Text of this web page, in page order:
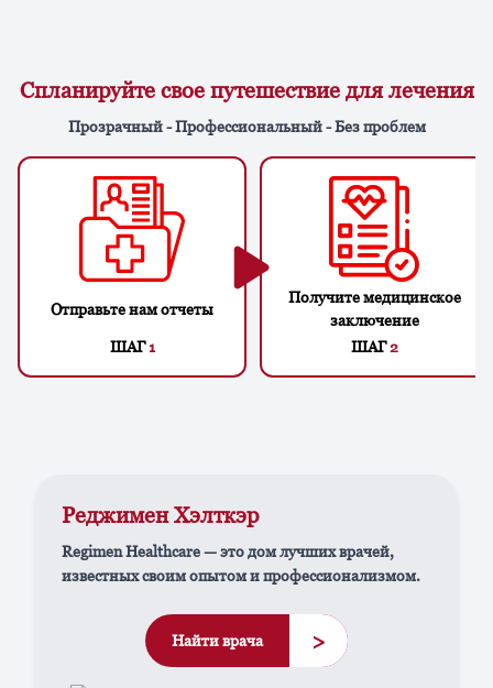
Спланируйте свое путешествие для лечения
Прозрачный - Профессиональный - Без проблем
Отправьте нам отчеты
ШАГ1
Получите медицинское
заключение
ШАГ2
Реджимен Хэлткэр
Regimen Healthcare — это дом лучших врачей,
известных своим опытом и профессионализмом.
Найти врача >